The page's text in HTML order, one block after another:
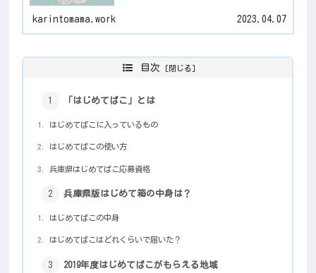
karintomama.work 2023.04.07
目次
「はじめてばこ」とは
はじめてばこに入っているもの
はじめてばこの使い方
兵庫県はじめてばこ応募資格
兵庫県版はじめて箱の中身は？
はじめてばこの中身
はじめてばこはどれくらいで届いた？
2019年度はじめてばこがもらえる地域